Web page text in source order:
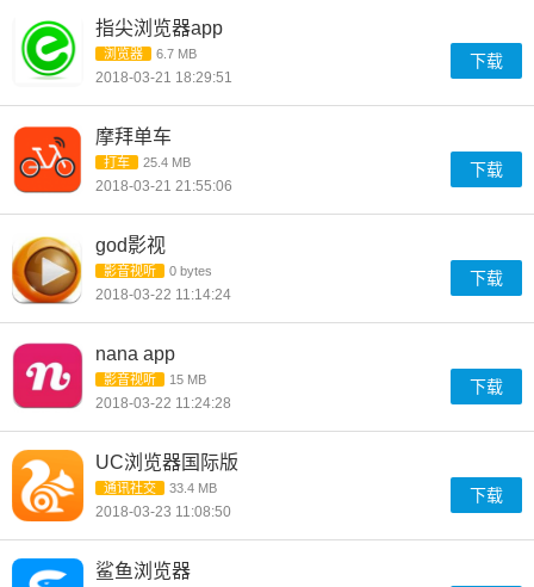
指尖浏览器app
浏览器 6.7 MB
2018-03-21 18:29:51
下载
摩拜单车
打车 25.4 MB
2018-03-21 21:55:06
下载
god影视
影音视听 0 bytes
2018-03-22 11:14:24
下载
nana app
影音视听 15 MB
2018-03-22 11:24:28
下载
UC浏览器国际版
通讯社交 33.4 MB
2018-03-23 11:08:50
下载
鲨鱼浏览器